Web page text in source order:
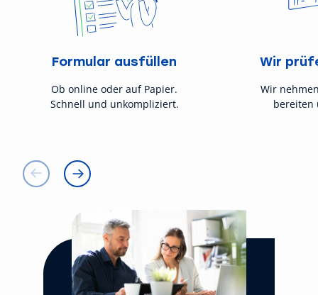
Formular ausfüllen
Ob online oder auf Papier.
Schnell und unkompliziert.
Wir
Wir
bereiten